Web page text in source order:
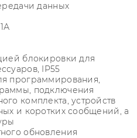
данных
блокировки для
IP55
программирования,
подключения
комплекта, устройств
и коротких сообщений, а
обновления